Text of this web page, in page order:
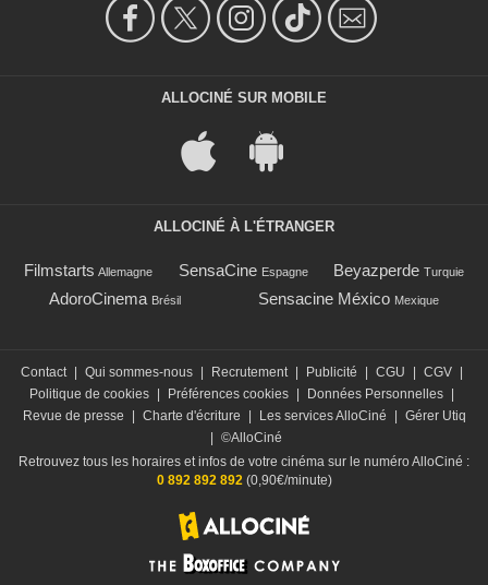
ALLOCINÉ SUR MOBILE
ALLOCINÉ À L'ÉTRANGER
Filmstarts Allemagne SensaCine Espagne Beyazperde Turquie
AdoroCinema Brésil Sensacine México Mexique
Contact Qui sommes-nous Recrutement Publicité CGU CGV
Politique de cookies
Préférences cookies Données Personnelles
Revue de presse
Charte d'écriture Les services AlloCiné
Gérer Utiq
©AlloCiné
Retrouvez tous les horaires et infos de votre cinéma sur le numéro AlloCiné :
0 892 892 892(0,90€/minute)